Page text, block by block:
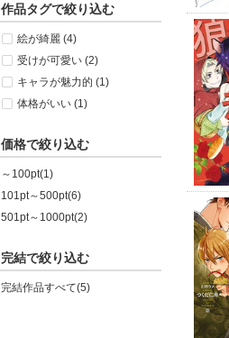
作品タグで絞り込む
絵が綺麗 (4)
受けが可愛い (2)
キャラが魅力的 (1)
体格がいい (1)
価格で絞り込む
～100pt(1)
101pt～500pt(6)
501pt～1000pt(2)
完結で絞り込む
完結作品すべて(5)